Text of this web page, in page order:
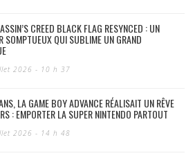
CREED BLACK FLAG RESYNCED : UN
SOMPTUEUX QUI SUBLIME UN GRAND
2026 - 10 h 37
LA GAME BOY ADVANCE RÉALISAIT UN RÊVE
: EMPORTER LA SUPER NINTENDO PARTOUT
2026 - 14 h 48